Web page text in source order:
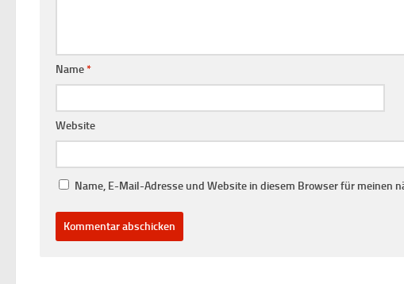
Name*
Website
Name, E-Mail-Adresse und Website in diesem Browser für meinen